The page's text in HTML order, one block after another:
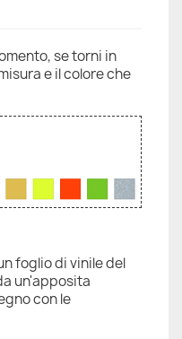
se torni in
e il colore che
foglio di vinile del
un'apposita
con le